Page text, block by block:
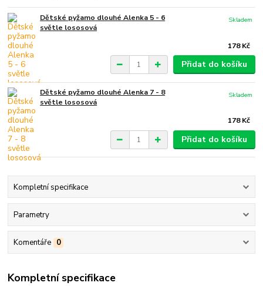
Dětské pyžamo dlouhé Alenka 5 - 6
světle lososová
178 Kč
Skladem
Přidat do košíku
Dětské pyžamo dlouhé Alenka 7 - 8
světle lososová
178 Kč
Skladem
Přidat do košíku
Kompletní specifikace
Parametry
Komentáře 0
Kompletní specifikace